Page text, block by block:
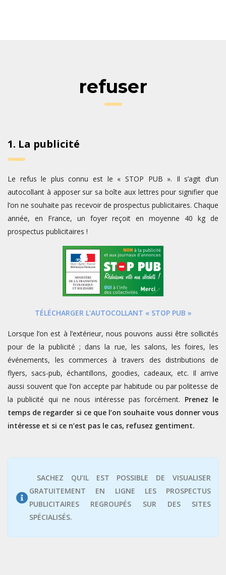
refuser
1. La publicité
Le refus le plus connu est le « STOP PUB ». Il s’agit d’un
autocollant à apposer sur sa boîte aux lettres pour signifier que
l’on ne souhaite pas recevoir de prospectus publicitaires. Chaque
année, en France, un foyer reçoit en moyenne 40 kg de
prospectus publicitaires !
TÉLÉCHARGER L’AUTOCOLLANT « STOP PUB »
Lorsque l’on est à l’extérieur, nous pouvons aussi être sollicités
pour de la publicité ; dans la rue, les salons, les foires, les
événements, les commerces à travers des distributions de
flyers, sacs-pub, échantillons, goodies, cadeaux, etc. Il arrive
aussi souvent que l’on accepte par habitude ou par politesse de
la publicité qui ne nous intéresse pas forcément. Prenez le
temps de regarder si ce que l’on souhaite vous donner vous
intéresse et si ce n’est pas le cas, refusez gentiment.
SACHEZ QU’IL EST POSSIBLE DE VISUALISER
GRATUITEMENT EN LIGNE LES PROSPECTUS
PUBLICITAIRES REGROUPÉS SUR DES SITES
SPÉCIALISÉS.